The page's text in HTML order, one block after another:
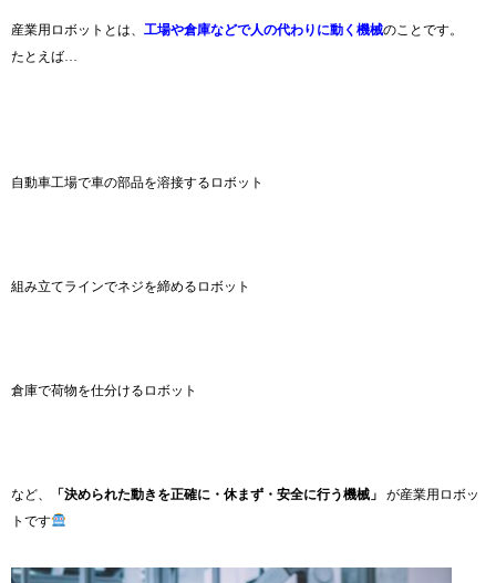
産業用ロボットとは、 工場や倉庫などで人の代わりに動く機械のことです。
たとえば…
自動車工場で車の部品を溶接するロボット
組み立てラインでネジを締めるロボット
倉庫で荷物を仕分けるロボット
など、 「決められた動きを正確に・休まず・安全に行う機械」
が産業用ロボッ
トです